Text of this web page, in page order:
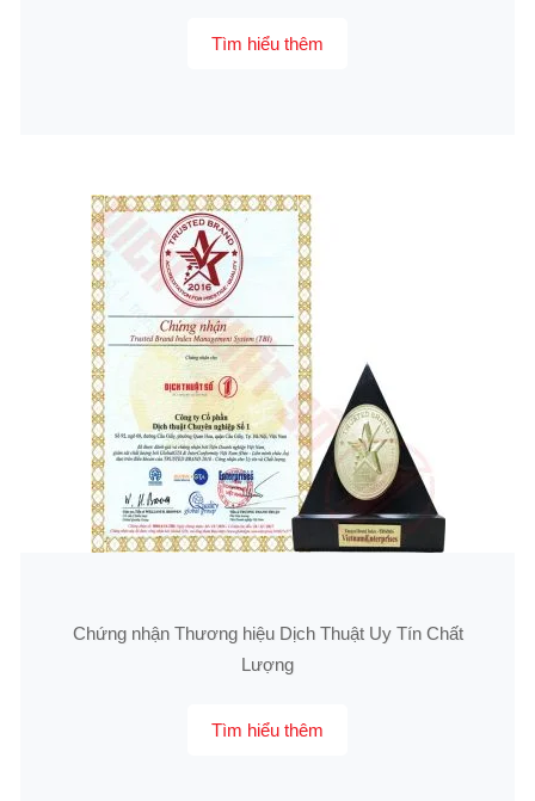
Tìm hiểu thêm
Chứng nhận Thương hiệu Dịch Thuật Uy Tín Chất
Lượng
Tìm hiểu thêm